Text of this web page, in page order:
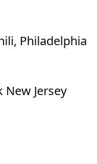
Philadelphia
New Jersey